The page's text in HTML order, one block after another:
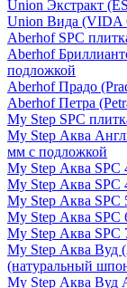
Union Экстракт
Union Вида (VIDA
Aberhof SPC
Aberhof
подложкой
Aberhof Прадо
Aberhof Петра
My Step SPC
My Step Аква
мм с подложкой
My Step Аква
My Step Аква
My Step Аква SPC
My Step Аква SPC
My Step Аква
My Step Аква Вуд
(натуральный
My Step Аква Вуд